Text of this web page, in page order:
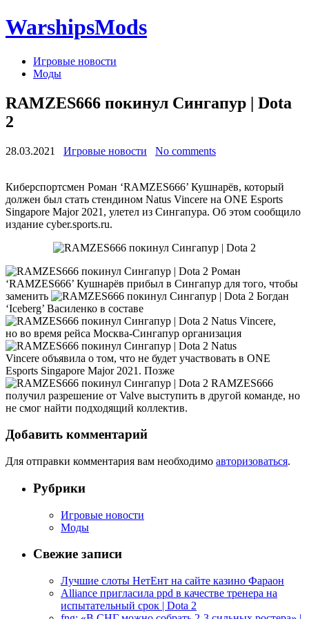
WarshipsMods
Игровые новости
Моды
RAMZES666 покинул Сингапур | Dota
2
28.03.2021 Игровые новости No comments
Киберспортсмен Роман ‘RAMZES666’ Кушнарёв, который
должен был стать стендином Natus Vincere на ONE Esports
Singapore Major 2021, улетел из Сингапура. Об этом сообщило
издание cyber.sports.ru.
Роман
‘RAMZES666’ Кушнарёв прибыл в Сингапур для того, чтобы
заменить
Богдан
‘Iceberg’ Василенко в составе
Natus Vincere,
но во время рейса Москва-Сингапур организация
Natus
Vincere объявила о том, что не будет участвовать в ONE
Esports Singapore Major 2021. Позже
RAMZES666
получил разрешение от Valve выступить в другой команде, но
не смог найти подходящий коллектив.
Добавить комментарий
Для отправки комментария вам необходимо авторизоваться.
Рубрики
Игровые новости
Моды
Свежие записи
Лучшие слоты НетЕнт на сайте казино Фараон
Alliance пригласила ppd в качестве тренера на
испытательный срок | Dota 2